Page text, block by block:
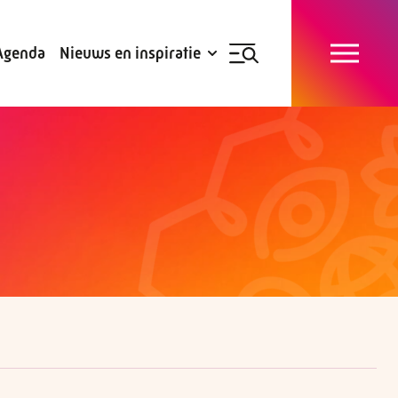
Nieuws en inspiratie
Nieuwsbrief